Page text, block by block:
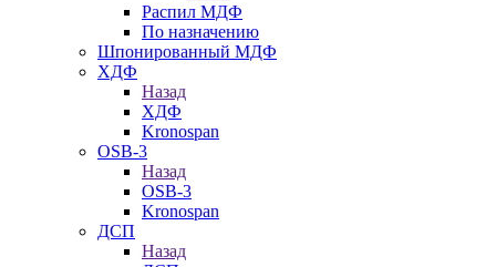
Распил МДФ
По назначению
Шпонированный МДФ
ХДФ
Назад
ХДФ
Kronospan
OSB-3
Назад
OSB-3
Kronospan
ДСП
Назад